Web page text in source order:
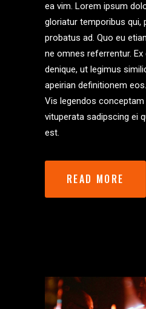
ea vim. Lorem ipsum
gloriatur temporibus qui,
probatus ad. Quo eu
ne omnes referrentur.
denique, ut legimus
apeirian definitionem
Vis legendos conceptam
vituperata sadipscing ei
est.
READ MORE